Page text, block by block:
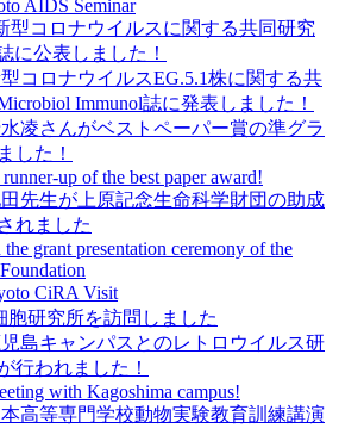
AIDS Seminar
型コロナウイルスに関する共同研究
に公表しました！
コロナウイルスEG.5.1株に関する共
Immunol誌に発表しました！
凌さんがベストペーパー賞の準グラ
した！
up of the best paper award!
先生が上原記念生命科学財団の助成
れました
grant presentation ceremony of the
CiRA Visit
研究所を訪問しました
児島キャンパスとのレトロウイルス研
行われました！
with Kagoshima campus!
高等専門学校動物実験教育訓練講演